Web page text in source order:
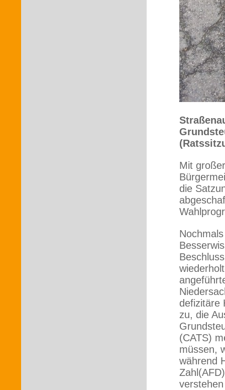
Mit
die
defizitäre
zu, die
(CATS)
müssen,
während